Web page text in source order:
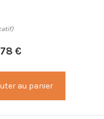
€
au panier